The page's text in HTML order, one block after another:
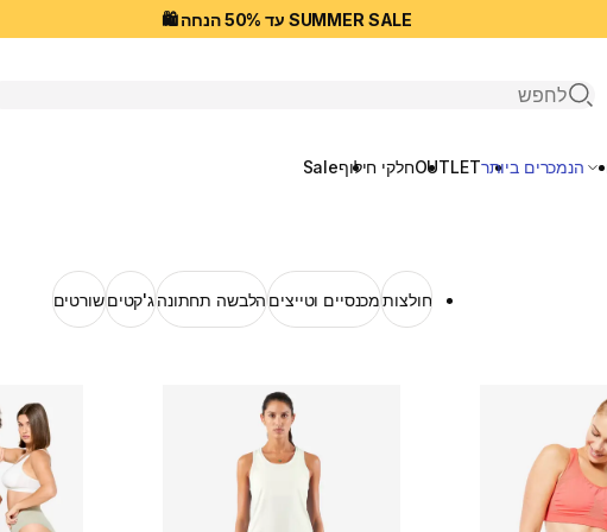
SUMMER SALE עד 50% הנחה 🛍️
פתיחת חיפוש
הנמכרים ביותרOUTLETחלקי חילוףSale
חולצותמכנסיים וטייצים הלבשה תחתונהג'קטיםשורטים